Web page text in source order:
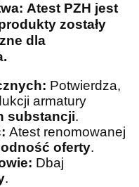
Atest PZH jest
zostały
dla
Potwierdza,
armatury
substancji.
Atest renomowanej
oferty.
Dbaj
.